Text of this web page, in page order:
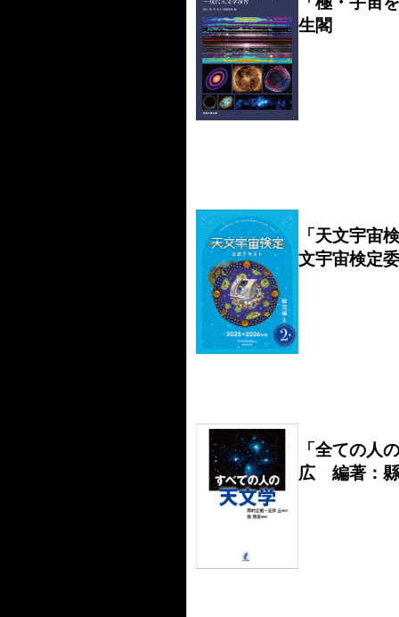
生閣
「天文宇宙
文宇宙検定
「全ての人
広 編著：